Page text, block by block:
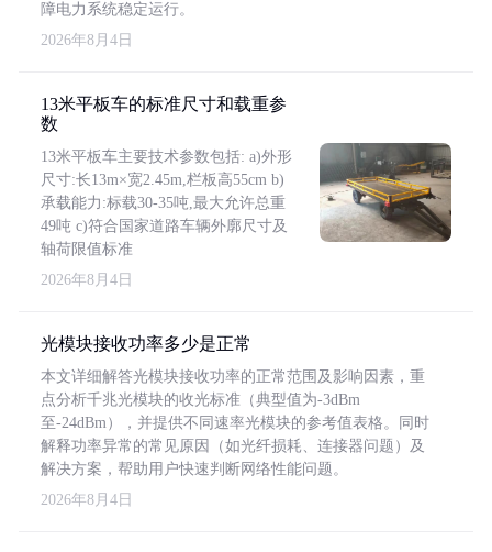
障电力系统稳定运行。
2026年8月4日
13米平板车的标准尺寸和载重参
数
13米平板车主要技术参数包括: a)外形
尺寸:长13m×宽2.45m,栏板高55cm b)
承载能力:标载30-35吨,最大允许总重
49吨 c)符合国家道路车辆外廓尺寸及
轴荷限值标准
2026年8月4日
光模块接收功率多少是正常
本文详细解答光模块接收功率的正常范围及影响因素，重
点分析千兆光模块的收光标准（典型值为-3dBm
至-24dBm），并提供不同速率光模块的参考值表格。同时
解释功率异常的常见原因（如光纤损耗、连接器问题）及
解决方案，帮助用户快速判断网络性能问题。
2026年8月4日